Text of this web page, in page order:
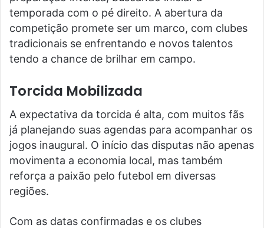
temporada com o pé direito. A abertura da
competição promete ser um marco, com clubes
tradicionais se enfrentando e novos talentos
tendo a chance de brilhar em campo.
Torcida Mobilizada
A expectativa da torcida é alta, com muitos fãs
já planejando suas agendas para acompanhar os
jogos inaugural. O início das disputas não apenas
movimenta a economia local, mas também
reforça a paixão pelo futebol em diversas
regiões.
Com as datas confirmadas e os clubes